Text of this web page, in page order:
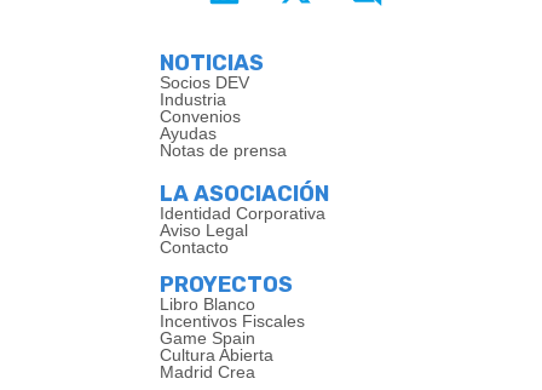
NOTICIAS
Socios DEV
Industria
Convenios
Ayudas
Notas de prensa
LA ASOCIACIÓN
Identidad Corporativa
Aviso Legal
Contacto
PROYECTOS
Libro Blanco
Incentivos Fiscales
Game Spain
Cultura Abierta
Madrid Crea